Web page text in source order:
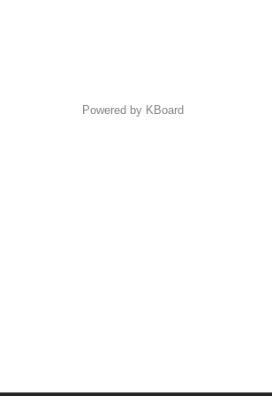
Powered by KBoard